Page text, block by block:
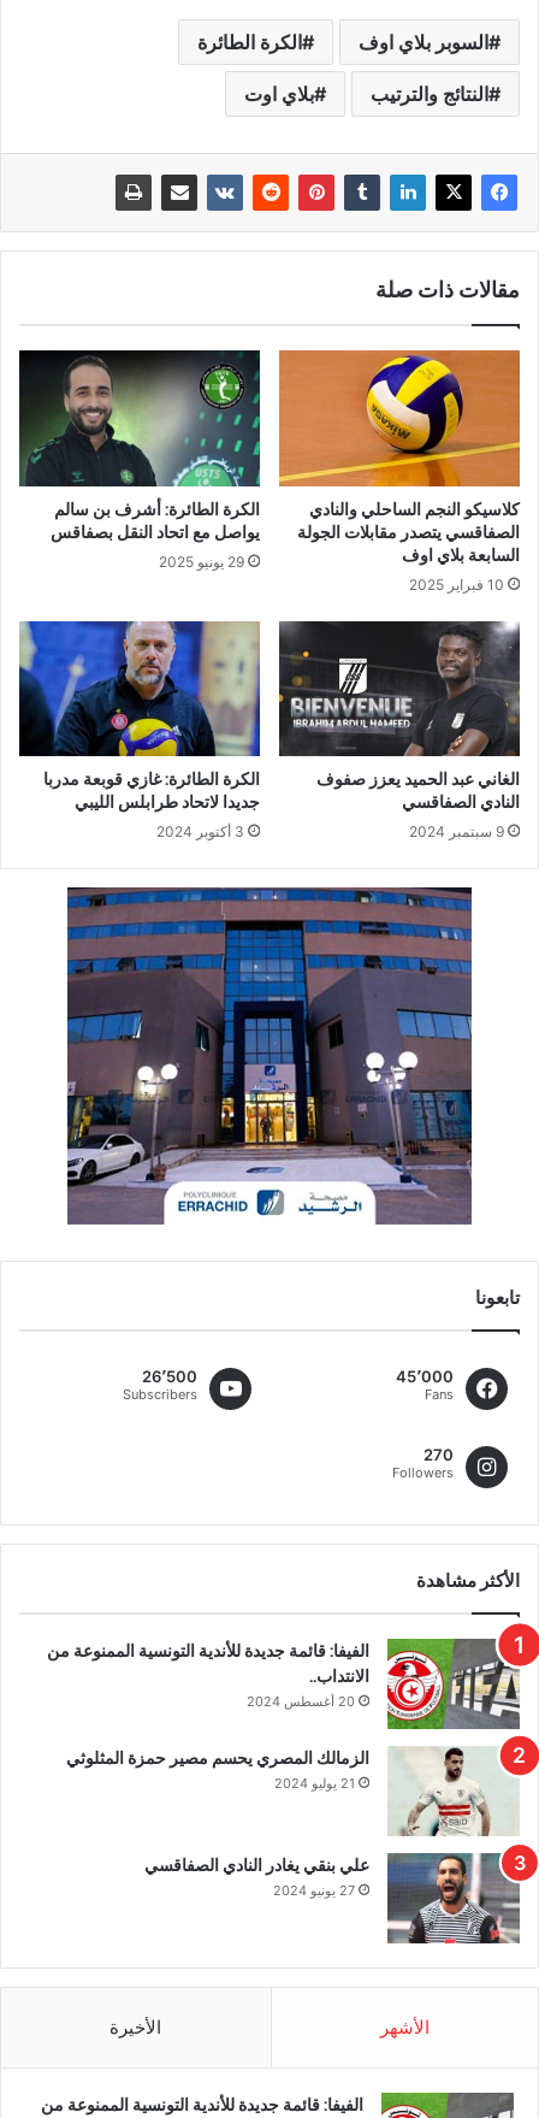
السوبر بلاي اوف الكرة الطائرة
النتائج والترتيب بلاي اوت
مقالات ذات صلة
كلاسيكو النجم الساحلي والنادي
الصفاقسي يتصدر مقابلات الجولة
السابعة بلاي اوف
10 فبراير 2025
الكرة الطائرة: أشرف بن سالم
يواصل مع اتحاد النقل بصفاقس
29 يونيو 2025
الغاني عبد الحميد يعزز صفوف
النادي الصفاقسي
9 سبتمبر 2024
الكرة الطائرة: غازي قوبعة مدربا
جديدا لاتحاد طرابلس الليبي
3 أكتوبر 2024
تابعونا
45٬000
Fans
26٬500
Subscribers
270
Followers
الأكثر مشاهدة
الفيفا: قائمة جديدة للأندية التونسية الممنوعة من
الانتداب..
20 أغسطس 2024
الزمالك المصري يحسم مصير حمزة المثلوثي
21 يوليو 2024
علي بنقي يغادر النادي الصفاقسي
27 يونيو 2024
الأشهر الأخيرة
الفيفا: قائمة جديدة للأندية التونسية الممنوعة من